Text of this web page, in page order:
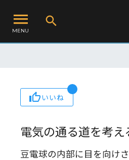
MENU
いいね
電気の通る道を考え
豆電球の内部に目を向け